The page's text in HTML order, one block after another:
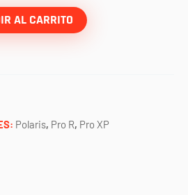
AL CARRITO
Polaris, Pro R, Pro XP